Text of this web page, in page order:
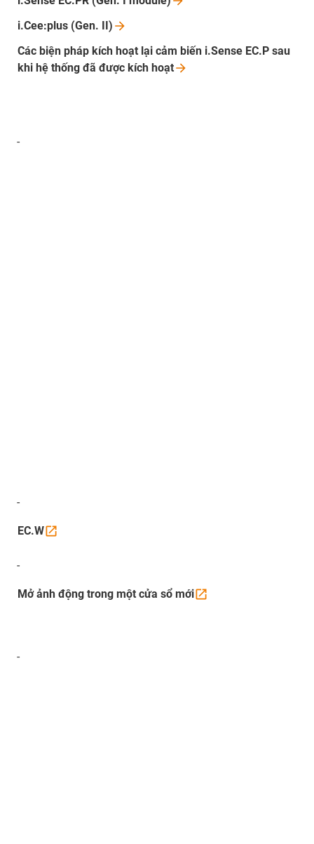
i.Cee:plus (Gen.
II)
Các biện pháp kích hoạt lại cảm biến i.Sense EC.P sau
khi hệ thống đã được kích hoạt
-
-
EC.W
-
Mở ảnh động trong một cửa sổ mới
-